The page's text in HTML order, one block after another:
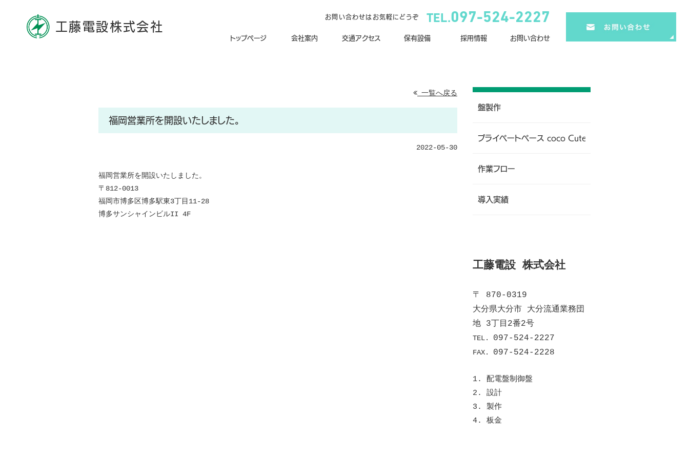
工藤電設株式会社
お問い合わせはお気軽にどうぞ TEL.097-524-2227
トップページ 会社案内 交通アクセス 保有設備 採用情報 お問い合わせ
一覧へ戻る
福岡営業所を開設いたしました。
2022-05-30
福岡営業所を開設いたしました。
〒812-0013
福岡市博多区博多駅東3丁目11-28
博多サンシャインビルII 4F
盤製作
プライベートベース coco Cute
作業フロー
導入実績
工藤電設 株式会社
〒 870-0319
大分県大分市 大分流通業務団
地 3丁目2番2号
TEL. 097-524-2227
FAX. 097-524-2228
1. 配電盤制御盤
2. 設計
3. 製作
4. 板金